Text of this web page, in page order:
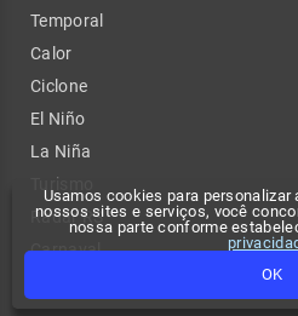
Usamos cookies para
nossos sites e serviços, você
nossa parte conforme
OK
Temporal
Calor
Ciclone
El Niño
La Niña
Turismo
Radar RS
Carnaval